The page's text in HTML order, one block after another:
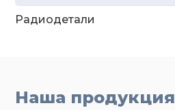
Радиодетали
Наша продукция